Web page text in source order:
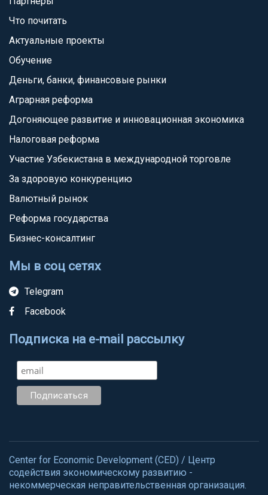
Что почитать
Актуальные проекты
Обучение
Деньги, банки, финансовые рынки
Аграрная реформа
Догоняющее развитие и инновационная экономика
Налоговая реформа
Участие Узбекистана в международной торговле
За здоровую конкуренцию
Валютный рынок
Реформа государства
Бизнес-консалтинг
Мы в соц сетях
Telegram
Facebook
Подписка на e-mail рассылку
Center for Economic Development (CED) / Центр
содействия экономическому развитию -
некоммерческая неправительственная организация.